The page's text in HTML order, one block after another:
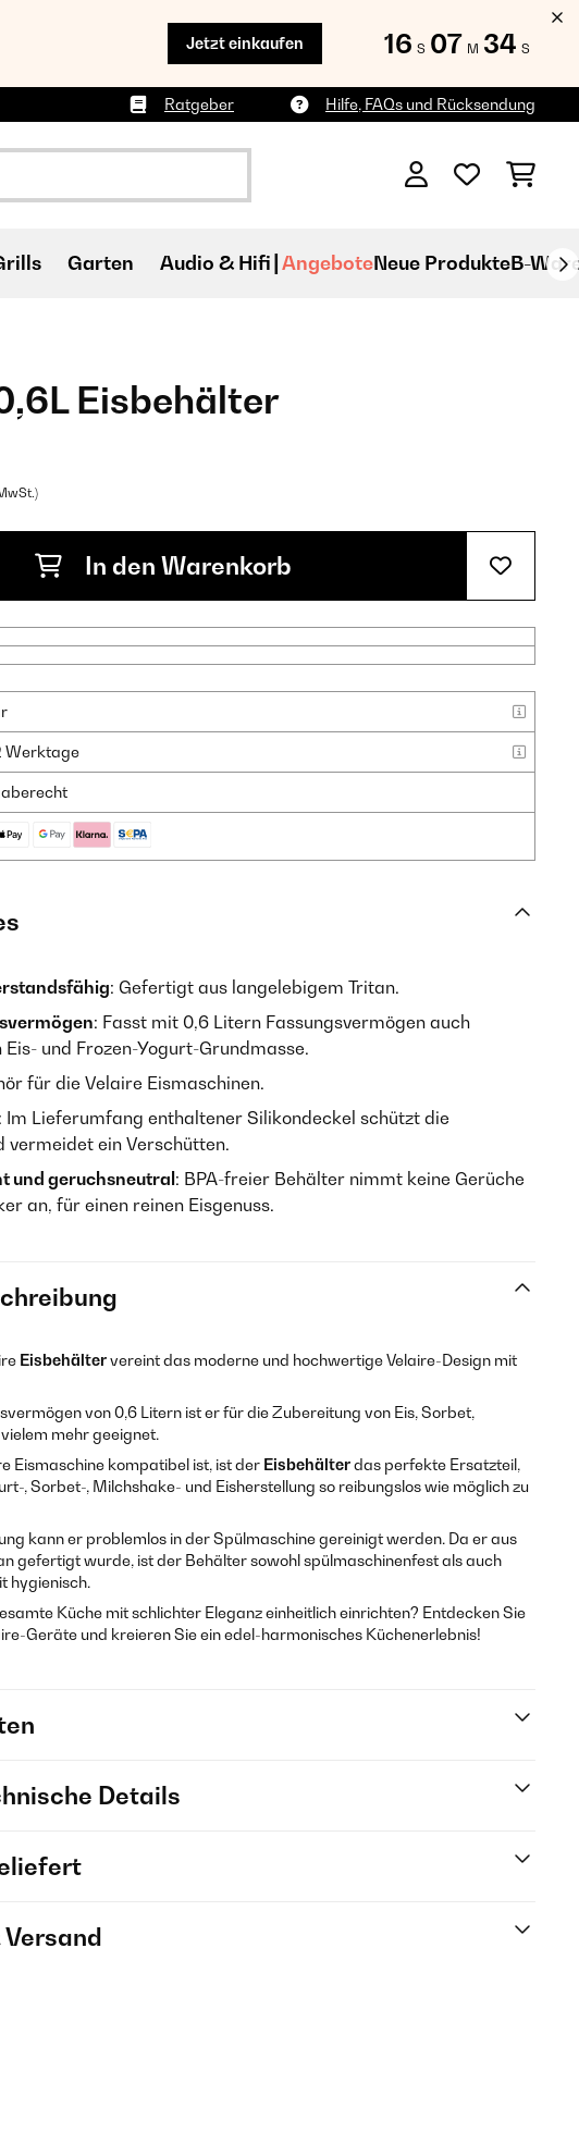
Jetzt einkaufen 16 S 07 M 33 S
Ratgeber Hilfe, FAQs und Rücksendung
Garten Audio & Hifi AngeboteNeue ProdukteB-
Eisbehälter
In den Warenkorb
Werktage
: Gefertigt aus langelebigem Tritan.
: Fasst mit 0,6 Litern Fassungsvermögen auch
und Frozen-Yogurt-Grundmasse.
für die Velaire Eismaschinen.
: Im Lieferumfang enthaltener Silikondeckel schützt die
vermeidet ein Verschütten.
und geruchsneutral : BPA-freier Behälter nimmt keine Gerüche
an, für einen reinen Eisgenuss.
Eisbehältervereint das moderne und hochwertige Velaire-Design mit
von 0,6 Litern ist er für die Zubereitung von Eis, Sorbet,
mehr geeignet.
Eismaschine kompatibel ist, ist der Eisbehälterdas perfekte Ersatzteil,
, Sorbet-, Milchshake- und Eisherstellung so reibungslos wie möglich zu
kann er problemlos in der Spülmaschine gereinigt werden. Da er aus
gefertigt wurde, ist der Behälter sowohl spülmaschinenfest als auch
hygienisch.
Küche mit schlichter Eleganz einheitlich einrichten? Entdecken Sie
Geräte und kreieren Sie ein edel-harmonisches Küchenerlebnis!
Details